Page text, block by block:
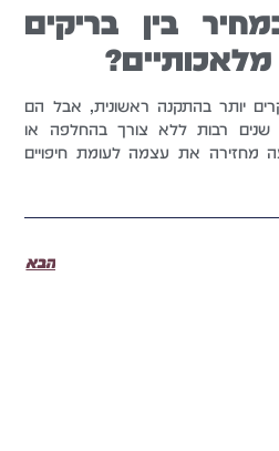
בין בריקים
מלאכותיים?
יותר בהתקנה ראשונית, אבל הם
רבות ללא צורך בהחלפה או
מחזירה את עצמה לעומת חיפויים
הבא